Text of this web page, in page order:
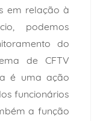
em relação à
podemos
do
de CFTV
é uma ação
funcionários
a função